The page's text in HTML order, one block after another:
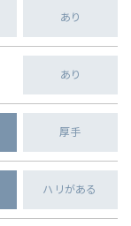
あり
あり
厚手
ハリがある